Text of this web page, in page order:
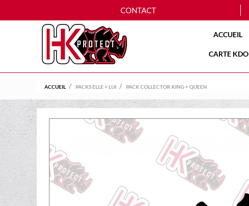
CONTACT
ACCUEIL
CARTE KDO
ACCUEIL PACKS ELLE + LUI PACK COLLECTOR KING + QUEEN